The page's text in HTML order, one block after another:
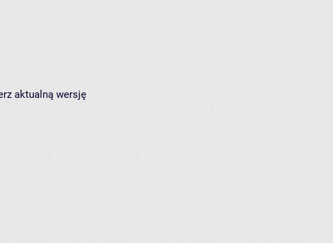
aktualną wersję